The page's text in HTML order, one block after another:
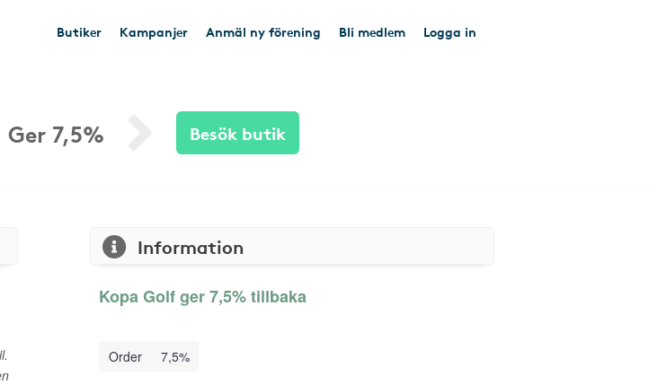
Butiker Kampanjer Anmäl ny förening Bli medlem Logga in
Ger 7,5% Besök butik
Information
Kopa Golf ger 7,5% tillbaka
Order 7,5%